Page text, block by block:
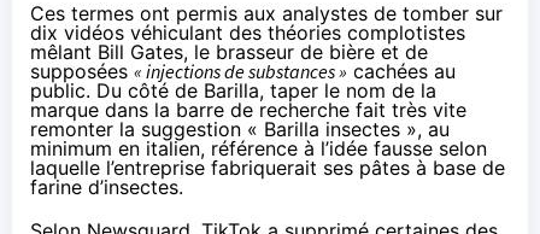
Ces termes ont permis aux analystes de tomber sur
dix vidéos véhiculant des théories complotistes
mêlant Bill Gates, le brasseur de bière et de
supposées « injections de substances » cachées au
public. Du côté de Barilla, taper le nom de la
marque dans la barre de recherche fait très vite
remonter la suggestion « Barilla insectes », au
minimum en italien, référence à l’idée fausse selon
laquelle l’entreprise fabriquerait ses pâtes à base de
farine d’insectes.